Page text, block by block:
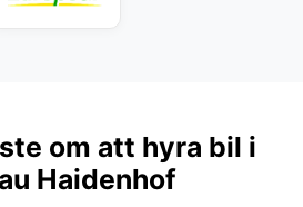
om att hyra bil i
Haidenhof